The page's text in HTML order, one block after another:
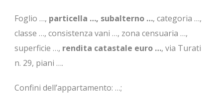
Foglio …, particella …, subalterno …, categoria …,
classe …, consistenza vani …, zona censuaria …,
superficie …, rendita catastale euro …, via Turati
n. 29, piani ….
Confini dell’appartamento: …;